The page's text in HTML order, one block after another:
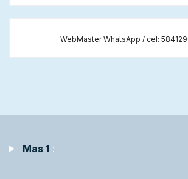
WebMaster WhatsApp / cel:
Mas 1 :